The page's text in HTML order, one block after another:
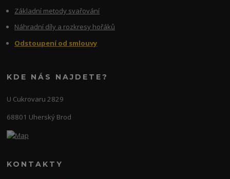
Základní metody svařování
Náhradní díly a rozkresy hořáků
Odstoupení od smlouvy
KDE NÁS NAJDETE?
U Cukrovaru 2829
68801 Uherský Brod
KONTAKTY